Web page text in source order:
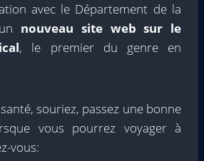
avec le Département de la
nouveau site web sur le
, le premier du genre en
souriez, passez une bonne
vous pourrez voyager à
vous: